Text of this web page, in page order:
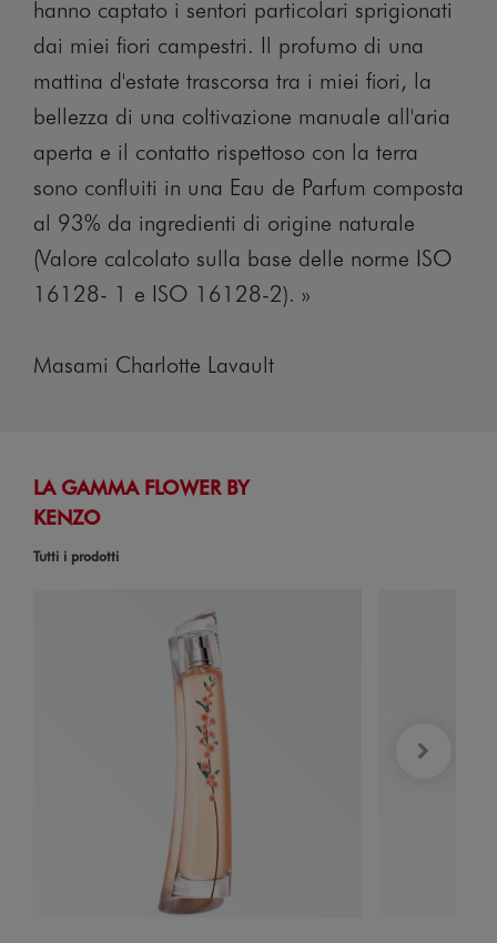
hanno captato i sentori particolari sprigionati
dai miei fiori campestri. Il profumo di una
mattina d'estate trascorsa tra i miei fiori, la
bellezza di una coltivazione manuale all'aria
aperta e il contatto rispettoso con la terra
sono confluiti in una Eau de Parfum composta
al 93% da ingredienti di origine naturale
(Valore calcolato sulla base delle norme ISO
16128- 1 e ISO 16128-2). »
Masami Charlotte Lavault
LA GAMMA FLOWER BY
KENZO
Tutti i prodotti